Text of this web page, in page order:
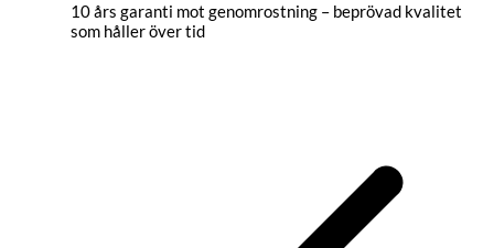
10 års garanti mot genomrostning – beprövad kvalitet
som håller över tid